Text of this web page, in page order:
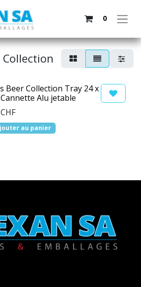
0
Collection
Beer Collection Tray 24 x
Alu jetable
CHF
au panier